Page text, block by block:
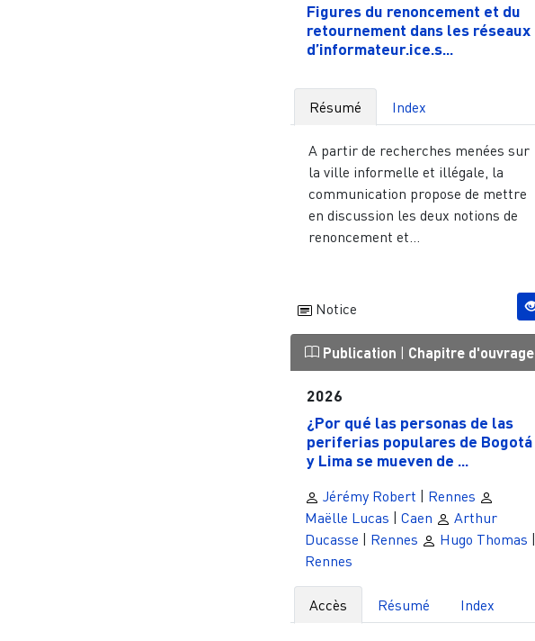
Figures du renoncement et du
retournement dans les réseaux
d’informateur.ice.s...
Résumé Index
A partir de recherches menées sur
la ville informelle et illégale, la
communication propose de mettre
en discussion les deux notions de
renoncement et...
Notice
Publication | Chapitre d'ouvrage
2026
¿Por qué las personas de las
periferias populares de Bogotá
y Lima se mueven de ...
Jérémy Robert
Rennes
Maëlle Lucas |Caen
Arthur
Ducasse
Rennes Hugo Thomas
Rennes
Accès Résumé Index